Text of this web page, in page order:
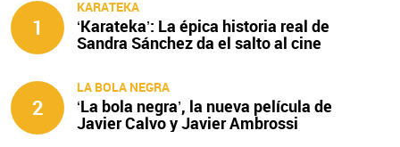
1
KARATEKA
‘Karateka’: La épica historia real de
Sandra Sánchez da el salto al cine
2
LA BOLA NEGRA
‘La bola negra’, la nueva película de
Javier Calvo y Javier Ambrossi